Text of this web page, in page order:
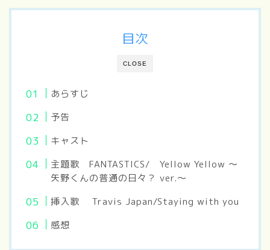
CLOSE
目次
あらすじ
予告
キャスト
主題歌 FANTASTICS/ Yellow Yellow 〜
矢野くんの普通の日々？ ver.〜
挿入歌 Travis Japan/Staying with you
感想